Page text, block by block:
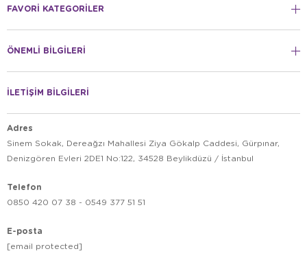
FAVORİ KATEGORİLER
ÖNEMLİ BİLGİLERİ
İLETİŞİM BİLGİLERİ
Adres
Sinem Sokak, Dereağzı Mahallesi Ziya Gökalp Caddesi, Gürpınar,
Denizgören Evleri 2DE1 No:122, 34528 Beylikdüzü / İstanbul
Telefon
0850 420 07 38 - 0549 377 51 51
E-posta
[email protected]